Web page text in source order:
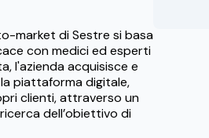
market di Sestre si basa
con medici ed esperti
l'azienda acquisisce e
piattaforma digitale,
clienti, attraverso un
dell’obiettivo di